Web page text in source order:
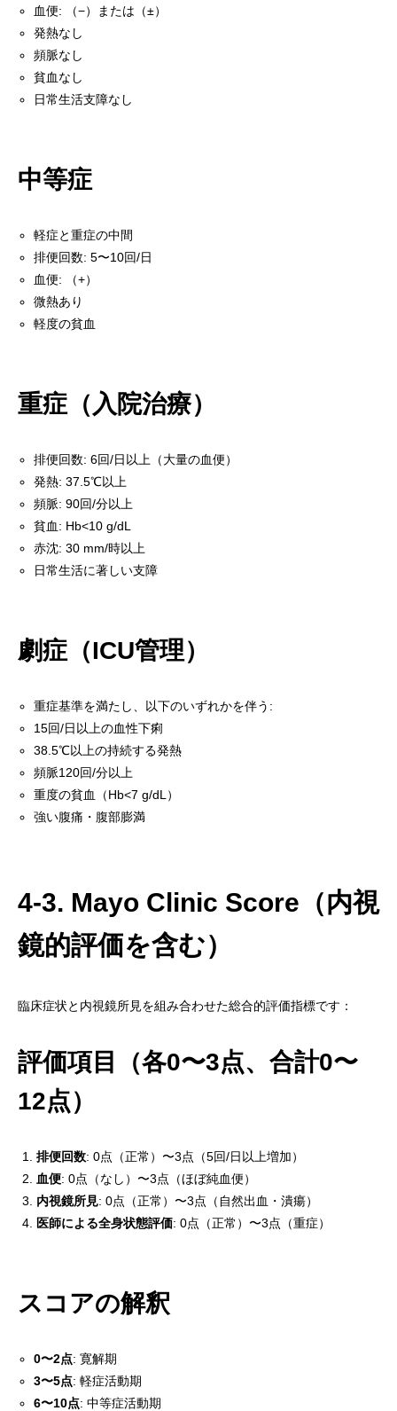
血便: （−）または（±）
発熱なし
頻脈なし
貧血なし
日常生活支障なし
中等症
軽症と重症の中間
排便回数: 5〜10回/日
血便: （+）
微熱あり
軽度の貧血
重症（入院治療）
排便回数: 6回/日以上（大量の血便）
発熱: 37.5℃以上
頻脈: 90回/分以上
貧血: Hb<10 g/dL
赤沈: 30 mm/時以上
日常生活に著しい支障
劇症（ICU管理）
重症基準を満たし、以下のいずれかを伴う:
15回/日以上の血性下痢
38.5℃以上の持続する発熱
頻脈120回/分以上
重度の貧血（Hb<7 g/dL）
強い腹痛・腹部膨満
4-3. Mayo Clinic Score（内視
鏡的評価を含む）
臨床症状と内視鏡所見を組み合わせた総合的評価指標です：
評価項目（各0〜3点、合計0〜
12点）
排便回数: 0点（正常）〜3点（5回/日以上増加）
血便: 0点（なし）〜3点（ほぼ純血便）
内視鏡所見: 0点（正常）〜3点（自然出血・潰瘍）
医師による全身状態評価: 0点（正常）〜3点（重症）
スコアの解釈
0〜2点: 寛解期
3〜5点: 軽症活動期
6〜10点: 中等症活動期